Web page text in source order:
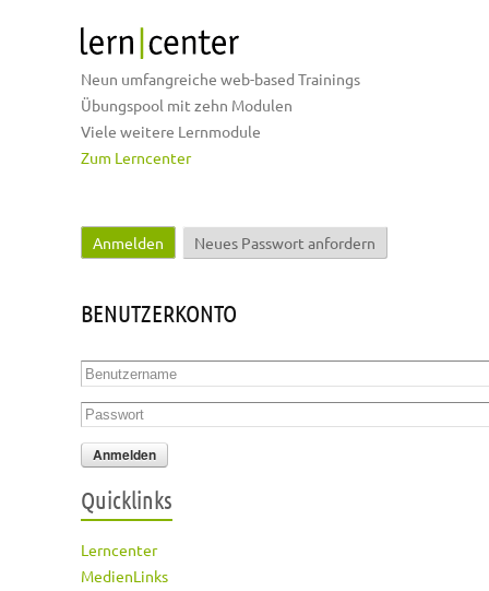
Neun umfangreiche web-based Trainings
Übungspool mit zehn Modulen
Viele weitere Lernmodule
Zum Lerncenter
Haupt-Reiter
Anmelden (aktiver Reiter)
Neues Passwort anfordern
BENUTZERKONTO
Benutzername
Passwort
Quicklinks
Lerncenter
MedienLinks